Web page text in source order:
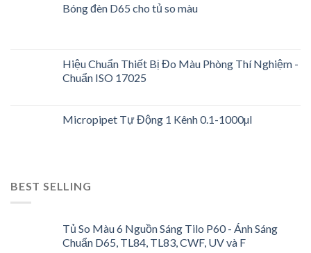
Bóng đèn D65 cho tủ so màu
Hiệu Chuẩn Thiết Bị Đo Màu Phòng Thí Nghiệm -
Chuẩn ISO 17025
Micropipet Tự Động 1 Kênh 0.1-1000µl
BEST SELLING
Tủ So Màu 6 Nguồn Sáng Tilo P60 - Ánh Sáng
Chuẩn D65, TL84, TL83, CWF, UV và F